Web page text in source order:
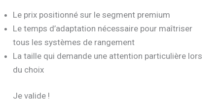
Le prix positionné sur le segment premium
Le temps d’adaptation nécessaire pour maîtriser
tous les systèmes de rangement
La taille qui demande une attention particulière lors
du choix
Je valide !